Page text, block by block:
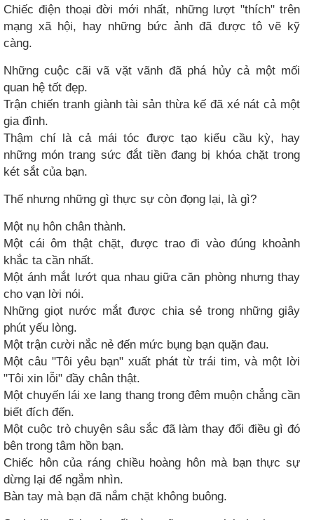
Chiếc điện thoại đời mới nhất, những lượt "thích" trên
mạng xã hội, hay những bức ảnh đã được tô vẽ kỹ
càng.
Những cuộc cãi vã vặt vãnh đã phá hủy cả một mối
quan hệ tốt đẹp.
Trận chiến tranh giành tài sản thừa kế đã xé nát cả một
gia đình.
Thậm chí là cả mái tóc được tạo kiểu cầu kỳ, hay
những món trang sức đắt tiền đang bị khóa chặt trong
két sắt của bạn.
Thế nhưng những gì thực sự còn đọng lại, là gì?
Một nụ hôn chân thành.
Một cái ôm thật chặt, được trao đi vào đúng khoảnh
khắc ta cần nhất.
Một ánh mắt lướt qua nhau giữa căn phòng nhưng thay
cho vạn lời nói.
Những giọt nước mắt được chia sẻ trong những giây
phút yếu lòng.
Một trận cười nắc nẻ đến mức bụng bạn quặn đau.
Một câu "Tôi yêu bạn" xuất phát từ trái tim, và một lời
"Tôi xin lỗi" đầy chân thật.
Một chuyến lái xe lang thang trong đêm muộn chẳng cần
biết đích đến.
Một cuộc trò chuyện sâu sắc đã làm thay đổi điều gì đó
bên trong tâm hồn bạn.
Chiếc hôn của ráng chiều hoàng hôn mà bạn thực sự
dừng lại để ngắm nhìn.
Bàn tay mà bạn đã nắm chặt không buông.